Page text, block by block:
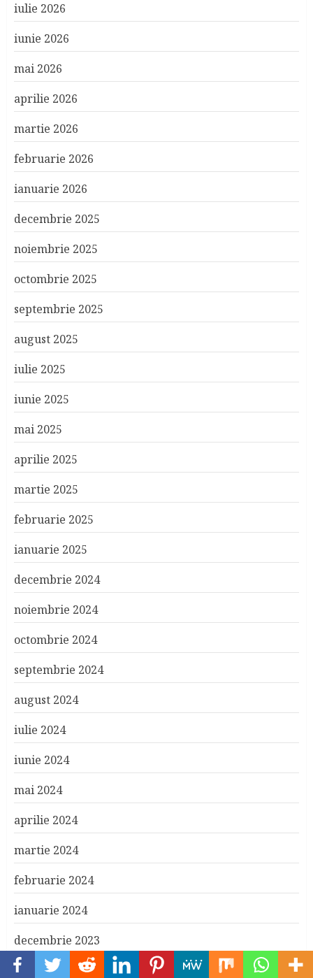
iulie 2026
iunie 2026
mai 2026
aprilie 2026
martie 2026
februarie 2026
ianuarie 2026
decembrie 2025
noiembrie 2025
octombrie 2025
septembrie 2025
august 2025
iulie 2025
iunie 2025
mai 2025
aprilie 2025
martie 2025
februarie 2025
ianuarie 2025
decembrie 2024
noiembrie 2024
octombrie 2024
septembrie 2024
august 2024
iulie 2024
iunie 2024
mai 2024
aprilie 2024
martie 2024
februarie 2024
ianuarie 2024
decembrie 2023
noiembrie 2023